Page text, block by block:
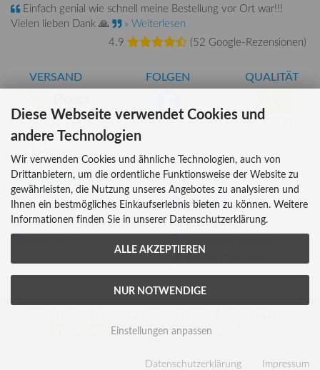
Einfach genial wie schnell meine Bestellung vor Ort war!!!
Vielen lieben Dank 🙏
» Weiterlesen
4.9
(52 Google-Rezensionen)
VERSAND FOLGEN QUALITÄT
AT-BIO-401
INFORMATIONEN
Über uns
Versandkosten
Lieferzeiten
ZAHLUNG
Kreditkarte
Bar (im Geschäft)
Vertrag widerrufen
Cookie Einstellungen
| Template © 2026 by Karl
Diese Webseite verwendet Cookies und
andere Technologien
Wir verwenden Cookies und ähnliche Technologien, auch von
Drittanbietern, um die ordentliche Funktionsweise der Website zu
gewährleisten, die Nutzung unseres Angebotes zu analysieren und
Ihnen ein bestmögliches Einkaufserlebnis bieten zu können. Weitere
Informationen finden Sie in unserer Datenschutzerklärung.
ALLE AKZEPTIEREN
NUR NOTWENDIGE
Einstellungen anpassen
Datenschutzerklärung Impressum